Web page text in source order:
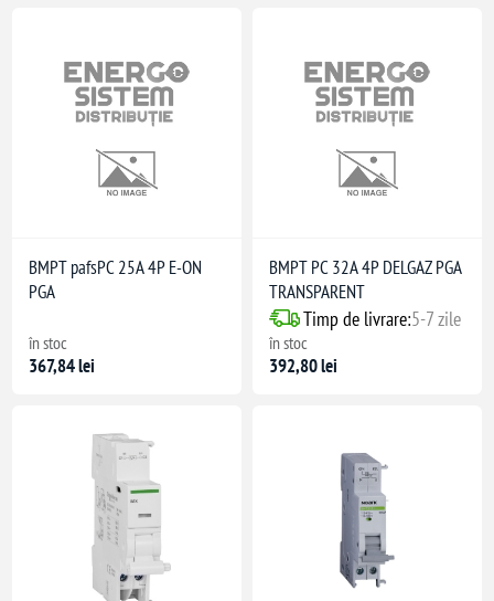
49)BMPT pafsPC 25A 4P E-ON
PGA
în stoc
367,84 lei
BMPT PC 32A 4P DELGAZ PGA
TRANSPARENT
Timp de livrare:5-7 zile
în stoc
392,80 lei